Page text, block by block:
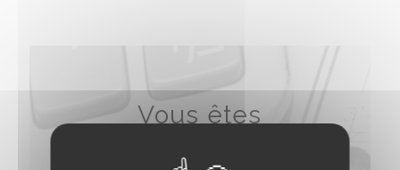
Vous êtes
vendeur ?